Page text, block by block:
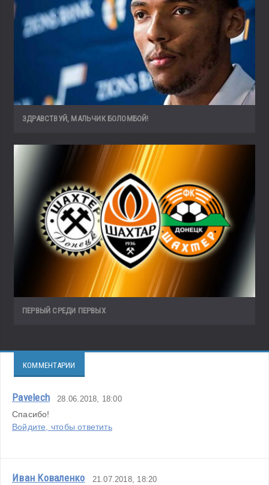
ЗДРАВСТВУЙ, МАЛЬЧИК БОЛОМБОЙ!
ПЕРВЫЙ СРЕДИ ПЕРВЫХ
КОММЕНТАРИИ
Pavelech 28.06.2018, 18:00
Спасибо!
Войдите, чтобы ответить
Иван Коваленко 21.07.2018, 18:20